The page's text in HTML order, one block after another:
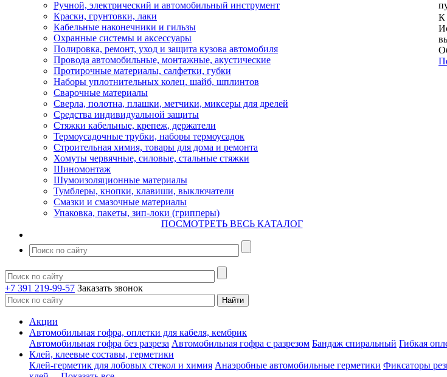
Ручной, электрический и автомобильный инструмент
Краски, грунтовки, лаки
Кабельные наконечники и гильзы
Охранные системы и аксессуары
Полировка, ремонт, уход и защита кузова автомобиля
Провода автомобильные, монтажные, акустические
Протирочные материалы, салфетки, губки
Наборы уплотнительных колец, шайб, шплинтов
Сварочные материалы
Сверла, полотна, плашки, метчики, миксеры для дрелей
Средства индивидуальной защиты
Стяжки кабельные, крепеж, держатели
Термоусадочные трубки, наборы термоусадок
Строительная химия, товары для дома и ремонта
Хомуты червячные, силовые, стальные стяжки
Шиномонтаж
Шумоизоляционные материалы
Тумблеры, кнопки, клавиши, выключатели
Смазки и смазочные материалы
Упаковка, пакеты, зип-локи (грипперы)
ПОСМОТРЕТЬ ВЕСЬ КАТАЛОГ
+7 391 219-99-57 Заказать звонок
К
Акции
Автомобильная гофра, оплетки для кабеля, кембрик
Автомобильная гофра без разреза Автомобильная гофра с разрезом Бандаж спиральный Гибкая
Клей, клеевые составы, герметики
Клей-герметик для лобовых стекол и химия Анаэробные автомобильные герметики Фиксаторы